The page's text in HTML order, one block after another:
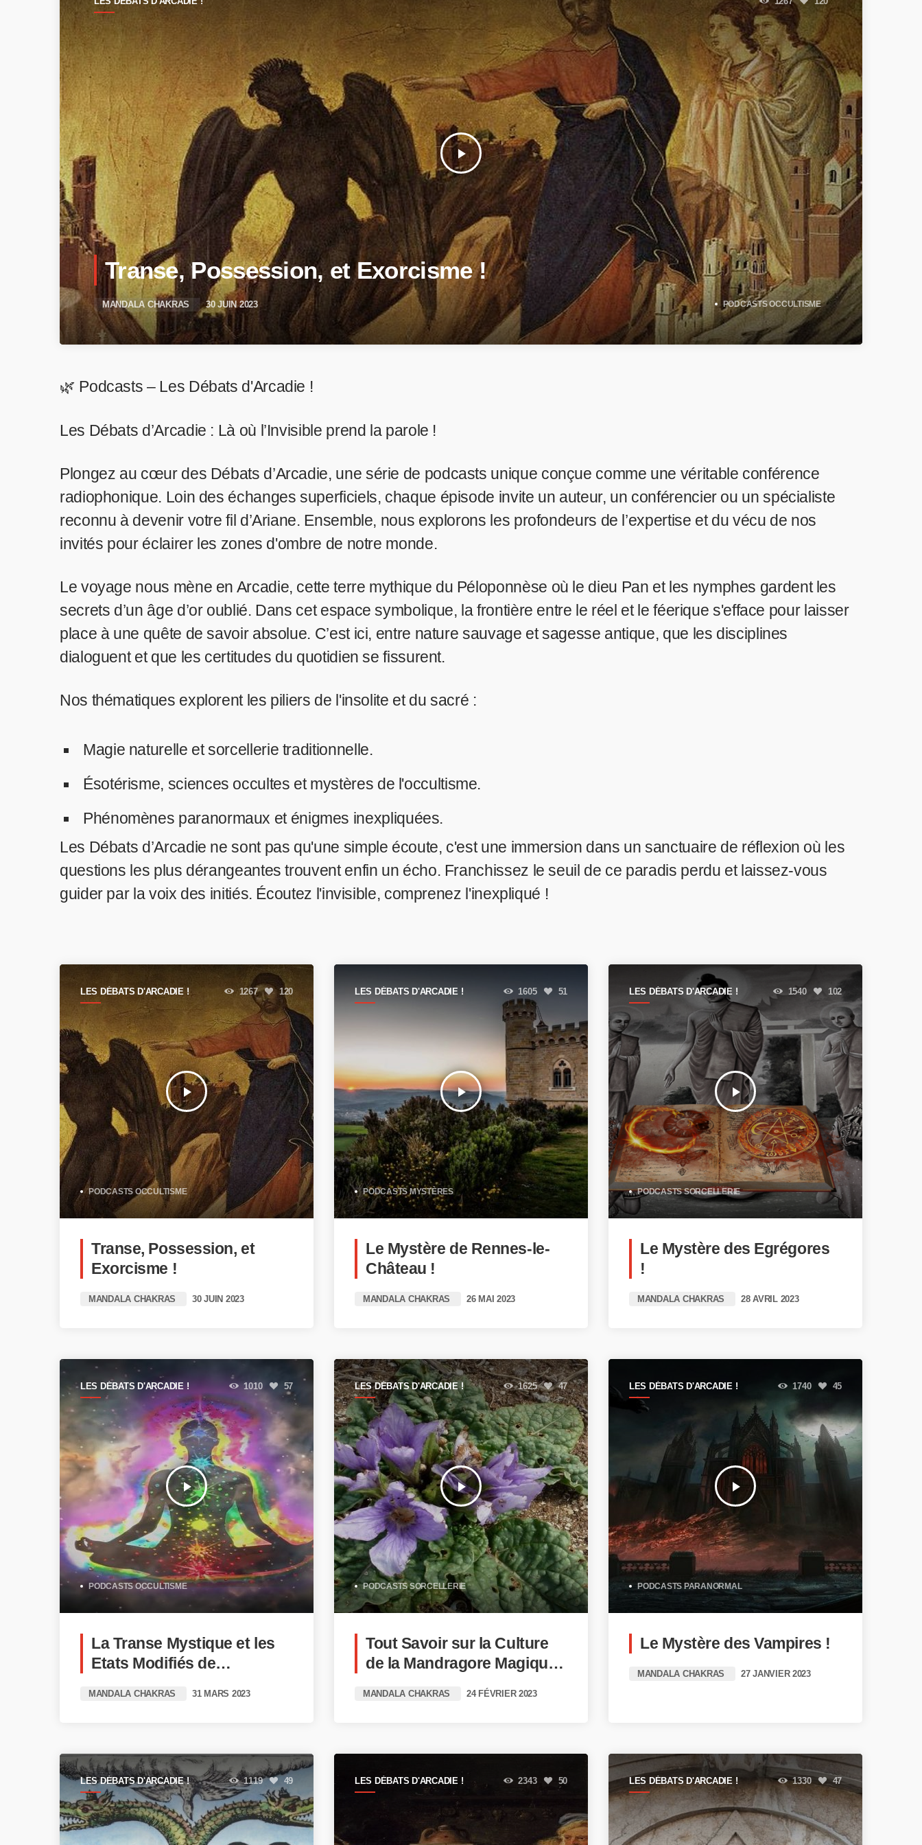
play_arrow
Transe, Possession, et Exorcisme !
MANDALA CHAKRAS 30 JUIN 2023 PODCASTS OCCULTISME
🌿 Podcasts – Les Débats d'Arcadie !
Les Débats d’Arcadie : Là où l’Invisible prend la parole !
Plongez au cœur des Débats d’Arcadie, une série de podcasts unique conçue comme une véritable conférence
radiophonique. Loin des échanges superficiels, chaque épisode invite un auteur, un conférencier ou un spécialiste
reconnu à devenir votre fil d’Ariane. Ensemble, nous explorons les profondeurs de l’expertise et du vécu de nos
invités pour éclairer les zones d'ombre de notre monde.
Le voyage nous mène en Arcadie, cette terre mythique du Péloponnèse où le dieu Pan et les nymphes gardent les
secrets d’un âge d’or oublié. Dans cet espace symbolique, la frontière entre le réel et le féerique s'efface pour laisser
place à une quête de savoir absolue. C’est ici, entre nature sauvage et sagesse antique, que les disciplines
dialoguent et que les certitudes du quotidien se fissurent.
Nos thématiques explorent les piliers de l'insolite et du sacré :
Magie naturelle et sorcellerie traditionnelle.
Ésotérisme, sciences occultes et mystères de l'occultisme.
Phénomènes paranormaux et énigmes inexpliquées.
Les Débats d’Arcadie ne sont pas qu'une simple écoute, c'est une immersion dans un sanctuaire de réflexion où les
questions les plus dérangeantes trouvent enfin un écho. Franchissez le seuil de ce paradis perdu et laissez-vous
guider par la voix des initiés. Écoutez l'invisible, comprenez l'inexpliqué !
LES DÉBATS D'ARCADIE !
play_arrow
1267 120
PODCASTS OCCULTISME
Transe, Possession, et
Exorcisme !
MANDALA CHAKRAS 30 JUIN 2023
LES DÉBATS D'ARCADIE !
play_arrow
1605 51
PODCASTS MYSTÈRES
Le Mystère de Rennes-le-
Château !
MANDALA CHAKRAS 26 MAI 2023
LES DÉBATS D'ARCADIE !
play_arrow
1540 102
PODCASTS SORCELLERIE
Le Mystère des Egrégores
!
MANDALA CHAKRAS 28 AVRIL 2023
LES DÉBATS D'ARCADIE !
play_arrow
1010 57
PODCASTS OCCULTISME
La Transe Mystique et les
Etats Modifiés de
MANDALA CHAKRAS 31 MARS 2023
LES DÉBATS D'ARCADIE !
play_arrow
1625 47
PODCASTS SORCELLERIE
Tout Savoir sur la Culture
de la Mandragore Magique
MANDALA CHAKRAS 24 FÉVRIER 2023
LES DÉBATS D'ARCADIE !
play_arrow
1740 45
PODCASTS PARANORMAL
Le Mystère des Vampires !
MANDALA CHAKRAS 27 JANVIER 2023
LES DÉBATS D'ARCADIE ! 1119 49 LES DÉBATS D'ARCADIE ! 2343 50 LES DÉBATS D'ARCADIE ! 1330 47